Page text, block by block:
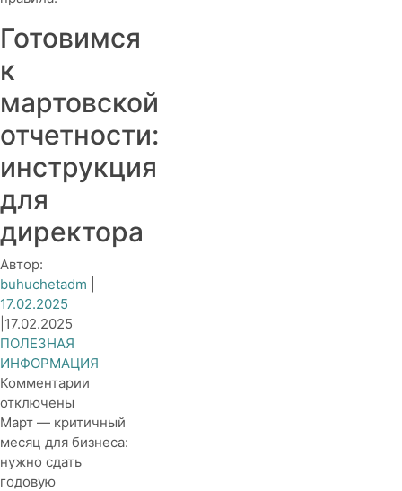
Готовимся
к
мартовской
отчетности:
инструкция
для
директора
Автор:
buhuchetadm
17.02.2025
17.02.2025
ПОЛЕЗНАЯ
ИНФОРМАЦИЯ
Комментарии
Готовимся
к
отключены
Март — критичный
месяц для бизнеса:
нужно сдать
годовую